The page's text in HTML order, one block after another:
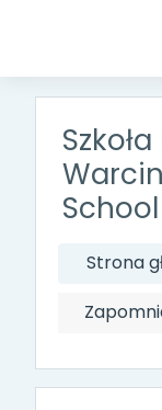
Strona